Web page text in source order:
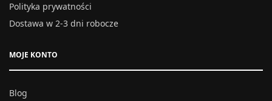
Polityka prywatności
Dostawa w 2-3 dni robocze
MOJE KONTO
Blog